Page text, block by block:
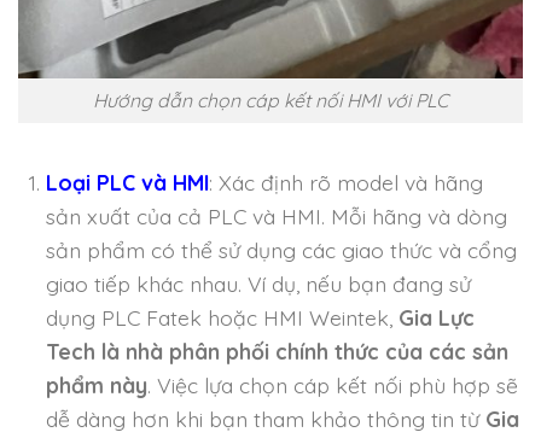
Hướng dẫn chọn cáp kết nối HMI với PLC
Loại PLC và HMI: Xác định rõ model và hãng
sản xuất của cả PLC và HMI. Mỗi hãng và dòng
sản phẩm có thể sử dụng các giao thức và cổng
giao tiếp khác nhau. Ví dụ, nếu bạn đang sử
dụng PLC Fatek hoặc HMI Weintek, Gia Lực
Tech là nhà phân phối chính thức của các sản
phẩm này. Việc lựa chọn cáp kết nối phù hợp sẽ
dễ dàng hơn khi bạn tham khảo thông tin từ Gia